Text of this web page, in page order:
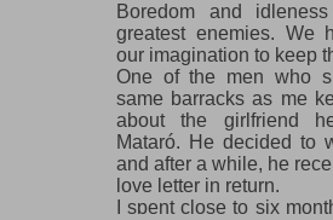
Boredom and
greatest enemies. We
our imagination to keep
One of the men who
same barracks as me
about the girlfriend
Mataró. He decided to
and after a while, he
love letter in return.
I spent close to six